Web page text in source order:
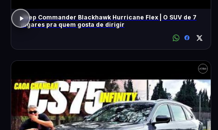
Jeep Commander Blackhawk Hurricane Flex | O SUV de 7
lugares pra quem gosta de dirigir